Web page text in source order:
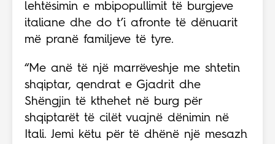
lehtësimin e mbipopullimit të burgjeve
italiane dhe do t’i afronte të dënuarit
më pranë familjeve të tyre.
“Me anë të një marrëveshje me shtetin
shqiptar, qendrat e Gjadrit dhe
Shëngjin të kthehet në burg për
shqiptarët të cilët vuajnë dënimin në
Itali. Jemi këtu për të dhënë një mesazh